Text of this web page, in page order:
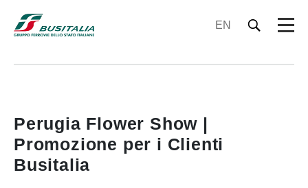
EN
Perugia Flower Show |
Promozione per i Clienti
Busitalia